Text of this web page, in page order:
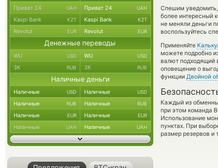
Спешим
более интересный
не меняли деньги
воспользуйтесь
Применяйте
можете подробно
валют подходящий
оповещение о
функции Двойной
Каждый из
при этом команда
Использование
пунктах. При
размер резервов и
Приват 24 UAH Приват 24 UAH
Kaspi Bank KZT Kaspi Bank KZT
Revolut EUR Revolut EUR
Денежные переводы
WU USD WU USD
ЗК RUB ЗК RUB
Наличные деньги
Наличные USD Наличные USD
Наличные RUB Наличные RUB
Наличные EUR Наличные EUR
Наличные UAH Наличные UAH